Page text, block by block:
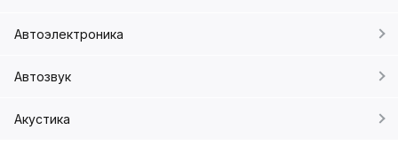
Автоэлектроника
Автозвук
Акустика